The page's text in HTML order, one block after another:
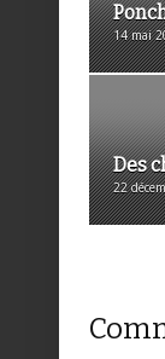
14 mai
Des
22